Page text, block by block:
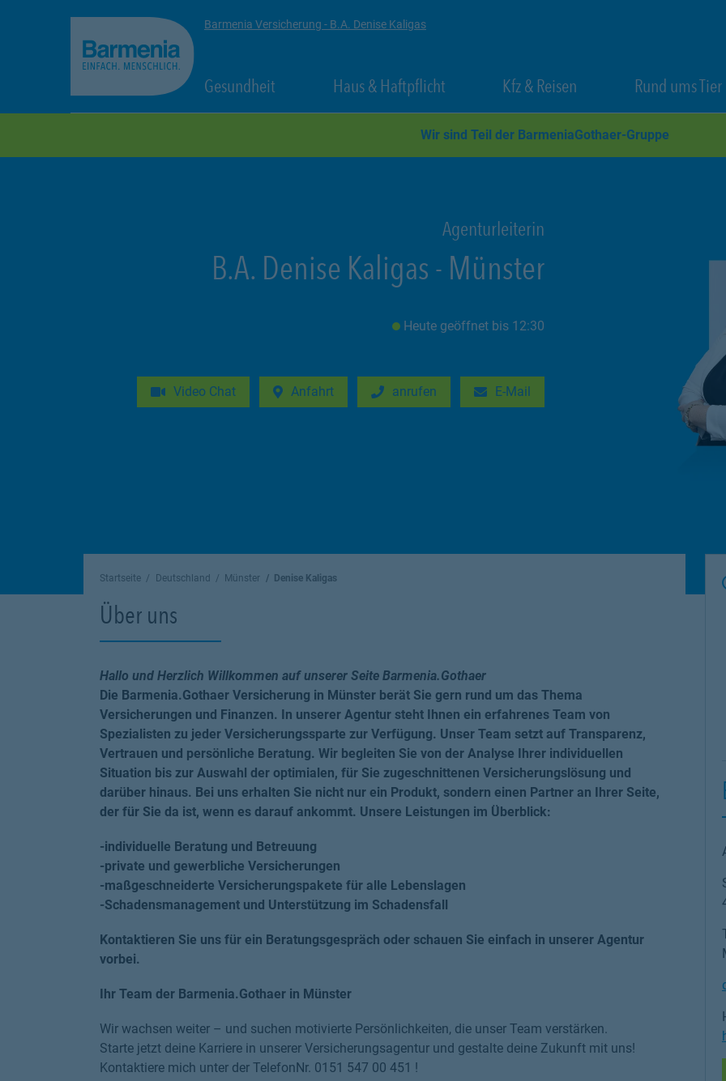
Barmenia Versicherung - B.A. Denise Kaligas
Gesundheit Link Opens in New Tab
Haus & HaftpflichtLink Opens in New Tab
Kfz & Reisen Link Opens in New Tab
Rund ums Tier
Wir sind Teil der BarmeniaGothaer-Gruppe
Agenturleiterin
B.A. Denise Kaligas - Münster
Heute geöffnet bis 12:30
Video Chat Anfahrt
Link Opens in New Tabanrufen E-Mail
Link Opens in New Tab
Startseite Deutschland Münster Denise Kaligas
Über uns
Hallo und Herzlich Willkommen auf unserer Seite Barmenia.Gothaer
Die Barmenia.Gothaer Versicherung in Münster berät Sie gern rund um das Thema
Versicherungen und Finanzen. In unserer Agentur steht Ihnen ein erfahrenes Team von
Spezialisten zu jeder Versicherungssparte zur Verfügung. Unser Team setzt auf Transparenz,
Vertrauen und persönliche Beratung. Wir begleiten Sie von der Analyse Ihrer individuellen
Situation bis zur Auswahl der optimialen, für Sie zugeschnittenen Versicherungslösung und
darüber hinaus. Bei uns erhalten Sie nicht nur ein Produkt, sondern einen Partner an Ihrer Seite,
der für Sie da ist, wenn es darauf ankommt. Unsere Leistungen im Überblick:
-individuelle Beratung und Betreuung
-private und gewerbliche Versicherungen
-maßgeschneiderte Versicherungspakete für alle Lebenslagen
-Schadensmanagement und Unterstützung im Schadensfall
Kontaktieren Sie uns für ein Beratungsgespräch oder schauen Sie einfach in unserer Agentur
vorbei.
Ihr Team der Barmenia.Gothaer in Münster
Wir wachsen weiter – und suchen motivierte Persönlichkeiten, die unser Team verstärken.
Starte jetzt deine Karriere in unserer Versicherungsagentur und gestalte deine Zukunft mit uns!
Kontaktiere mich unter der TelefonNr. 0151 547 00 451 !